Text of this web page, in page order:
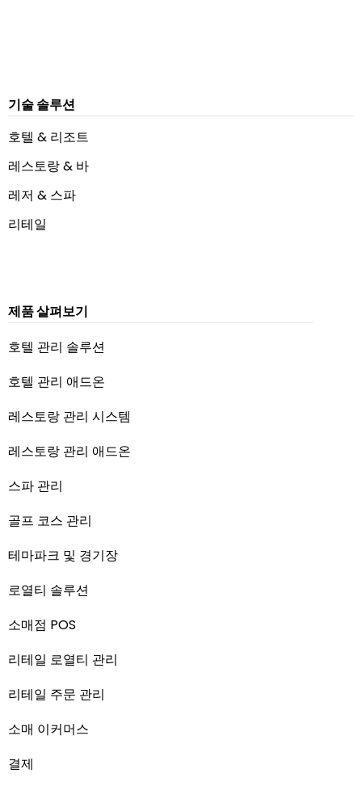
기술 솔루션
호텔 & 리조트
레스토랑 & 바
레저 & 스파
리테일
제품 살펴보기
호텔 관리 솔루션
호텔 관리 애드온
레스토랑 관리 시스템
레스토랑 관리 애드온
스파 관리
골프 코스 관리
테마파크 및 경기장
로열티 솔루션
소매점 POS
리테일 로열티 관리
리테일 주문 관리
소매 이커머스
결제